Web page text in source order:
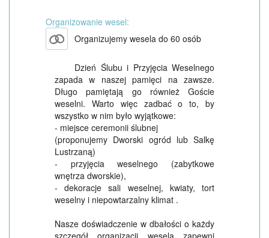
Organizowanie wesel:
Organizujemy wesela do 60 osób
Dzień Ślubu i Przyjęcia Weselnego
zapada w naszej pamięci na zawsze.
Długo pamiętają go również Goście
weselni. Warto więc zadbać o to, by
wszystko w nim było wyjątkowe:
- miejsce ceremonii ślubnej
(proponujemy Dworski ogród lub Salkę
Lustrzaną)
- przyjęcia weselnego (zabytkowe
wnętrza dworskie),
- dekoracje sali weselnej, kwiaty, tort
weselny i niepowtarzalny klimat .
Nasze doświadczenie w dbałości o każdy